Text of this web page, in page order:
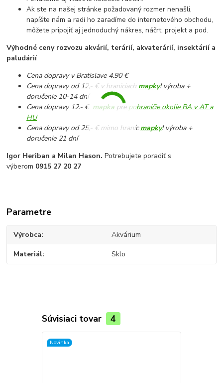
Ak ste na našej stránke požadovaný rozmer nenašli,
napíšte nám a radi ho zaradíme do internetového obchodu,
môžete pripojiť aj jednoduchý nákres, náčrt, projekt a pod.
Výhodné ceny rozvozu akvárií, terárií, akvaterárií, insektárií a
paludárií
Cena dopravy v Bratislave 4.90 €
Cena dopravy od 12,- € v hraniciach mapky! výroba +
doručenie 10-14 dní
Cena dopravy 12.- € mapka pre pohraničie okolie BA v AT a
HU
Cena dopravy od 25,- € mimo hranícmapky! výroba +
doručenie 21 dní
Igor Heriban a Milan Hason.Potrebujete poradiť s
výberom 0915 27 20 27
Parametre
Výrobca Akvárium
Materiál Sklo
Súvisiaci tovar 4
Novinka